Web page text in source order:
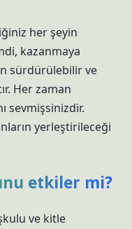
her şeyin
kazanmaya
sürdürülebilir ve
Her zaman
sevmişsinizdir.
yerleştirileceği
etkiler mi?
ve kitle